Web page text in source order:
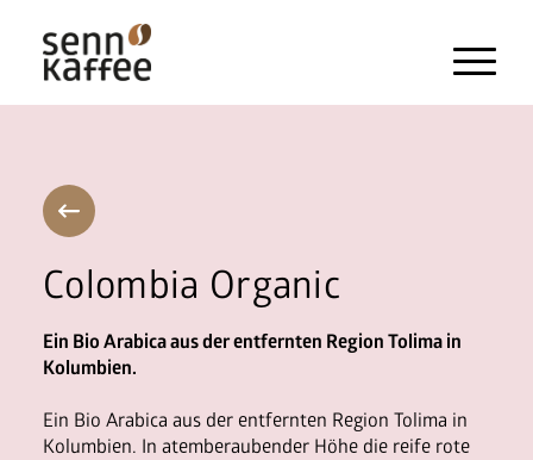
Zahlungssysteme
Pflegeprodukte & Zubehör
Colombia Organic
Ein Bio Arabica aus der entfernten Region Tolima in
Kolumbien.
Ein Bio Arabica aus der entfernten Region Tolima in
Kolumbien. In atemberaubender Höhe die reife rote